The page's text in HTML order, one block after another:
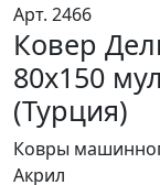
Арт. 2466
Ковер
80x150
(Турция)
Ковры
Акрил